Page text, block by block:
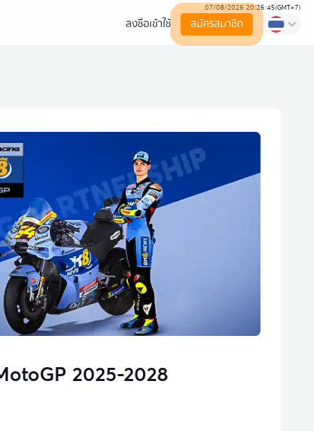
07/08/2026 20:26:45(GMT+7)
ลงชื่อเข้าใช้ สมัครสมาชิก
2025-2028